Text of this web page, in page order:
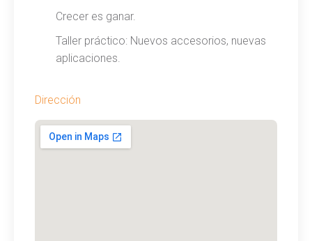
Crecer es ganar.
Taller práctico: Nuevos accesorios, nuevas
aplicaciones.
Dirección